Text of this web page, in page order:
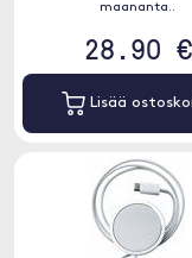
maananta..
28.90 €
Lisää